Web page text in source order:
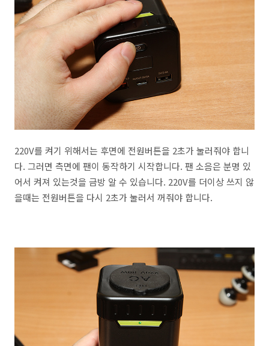
220V를 켜기 위해서는 후면에 전원버튼을 2초가 눌러줘야 합니
다. 그러면 측면에 팬이 동작하기 시작합니다. 팬 소음은 분명 있
어서 켜져 있는것을 금방 알 수 있습니다. 220V를 더이상 쓰지 않
을때는 전원버튼을 다시 2초가 눌러서 꺼줘야 합니다.